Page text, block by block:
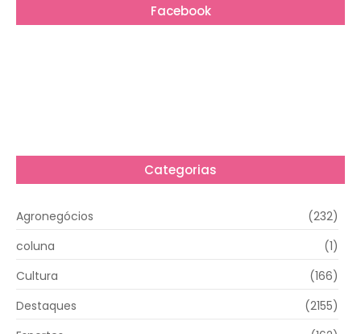
Facebook
Categorias
Agronegócios
(232)
coluna
(1)
Cultura
(166)
Destaques
(2155)